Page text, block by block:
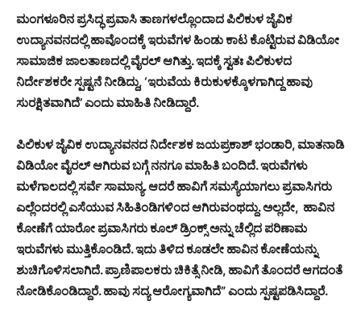
ಮಂಗಳೂರಿನ ಪ್ರಸಿದ್ಧ ಪ್ರವಾಸಿ ತಾಣಗಳಲ್ಲೊಂದಾದ ಪಿಲಿಕುಳ‌ ಜೈವಿಕ
ಉದ್ಯಾನವನದಲ್ಲಿ ಹಾವೊಂದಕ್ಕೆ ಇರುವೆಗಳ ಹಿಂಡು ಕಾಟ ಕೊಟ್ಟಿರುವ ವಿಡಿಯೋ
ಸಾಮಾಜಿಕ ಜಾಲತಾಣದಲ್ಲಿ ವೈರಲ್ ಆಗಿತ್ತು. ಇದಕ್ಕೆ ಸ್ವತಃ ಪಿಲಿಕುಳದ
ನಿರ್ದೇಶಕರೇ ಸ್ಪಷ್ಟನೆ ನೀಡಿದ್ದು, ‘ಇರುವೆಯ ಕಿರುಕುಳಕ್ಕೊಳಗಾಗಿದ್ದ ಹಾವು
ಸುರಕ್ಷಿತವಾಗಿದೆ’ ಎಂದು ಮಾಹಿತಿ ನೀಡಿದ್ದಾರೆ.
ಪಿಲಿಕುಳ‌ ಜೈವಿಕ ಉದ್ಯಾನವನದ ನಿರ್ದೇಶಕ ಜಯಪ್ರಕಾಶ್ ಭಂಡಾರಿ, ಮಾತನಾಡಿ
ವಿಡಿಯೋ ವೈರಲ್ ಆಗಿರುವ ಬಗ್ಗೆ ನನಗೂ ಮಾಹಿತಿ ಬಂದಿದೆ. ಇರುವೆಗಳು
ಮಳೆಗಾಲದಲ್ಲಿ ಸರ್ವೆ ಸಾಮಾನ್ಯ. ಆದರೆ ಹಾವಿಗೆ ಸಮಸ್ಯೆಯಾಗಲು ಪ್ರವಾಸಿಗರು
ಎಲ್ಲೆಂದರಲ್ಲಿ ಎಸೆಯುವ ಸಿಹಿತಿಂಡಿಗಳಿಂದ ಆಗಿರುವಂಥದ್ದು. ಅಲ್ಲದೇ, ಹಾವಿನ
ಕೋಣೆಗೆ ಯಾರೋ ಪ್ರವಾಸಿಗರು ಕೂಲ್ ಡ್ರಿಂಕ್ಸ್ ಅನ್ನು ಚೆಲ್ಲಿದ ಪರಿಣಾಮ
ಇರುವೆಗಳು ಮುತ್ತಿಕೊಂಡಿದೆ. ಇದು ತಿಳಿದ ಕೂಡಲೇ ಹಾವಿನ ಕೋಣೆಯನ್ನು
ಶುಚಿಗೊಳಿಸಲಾಗಿದೆ. ಪ್ರಾಣಿಪಾಲಕರು ಚಿಕಿತ್ಸೆ ನೀಡಿ, ಹಾವಿಗೆ ತೊಂದರೆ ಆಗದಂತೆ
ನೋಡಿಕೊಂಡಿದ್ದಾರೆ. ಹಾವು ಸದ್ಯ ಆರೋಗ್ಯವಾಗಿದೆ” ಎಂದು ಸ್ಪಷ್ಟಪಡಿಸಿದ್ದಾರೆ.